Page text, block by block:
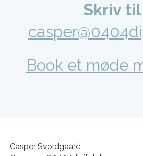
Skriv til
Book et møde
Casper Svoldgaard